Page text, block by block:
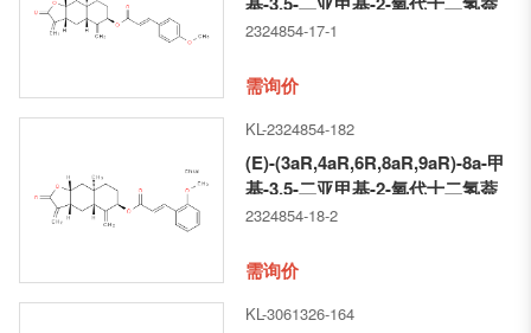
并[2,3-b]呋喃-6-基 3-(4-甲氧基苯
2324854-17-1
需询价
KL-2324854-182
(E)-(3aR,4aR,6R,8aR,9aR)-8a-甲
基-3,5-二亚甲基-2-氧代十二氢萘
并[2,3-b]呋喃-6-基 3-(2-甲氧基苯
2324854-18-2
需询价
KL-3061326-164